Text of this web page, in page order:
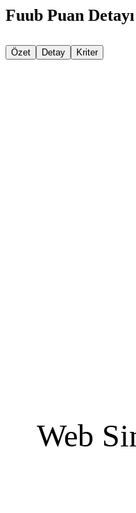
Fuub Puan Detayı
Özet Detay Kriter
Web